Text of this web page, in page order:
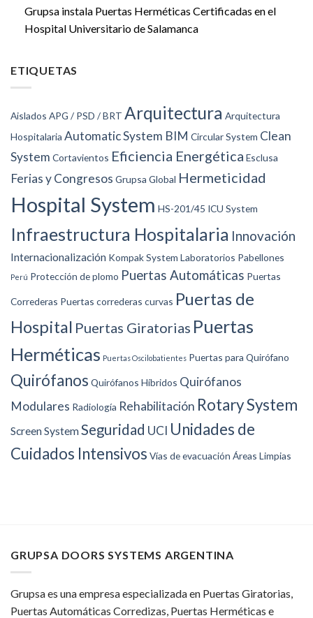
Grupsa instala Puertas Herméticas Certificadas en el
Hospital Universitario de Salamanca
ETIQUETAS
Aislados APG / PSD / BRT Arquitectura Arquitectura
Hospitalaria Automatic System BIM Circular System Clean
System Cortavientos Eficiencia Energética Esclusa
Ferias y Congresos Grupsa Global Hermeticidad
Hospital System HS-201/45 ICU System
Infraestructura Hospitalaria Innovación
Internacionalización Kompak System Laboratorios Pabellones
Perú Protección de plomo Puertas Automáticas Puertas
Correderas Puertas correderas curvas Puertas de
Hospital Puertas Giratorias Puertas
Herméticas Puertas Oscilobatientes Puertas para Quirófano
Quirófanos Quirófanos Híbridos Quirófanos
Modulares Radiología Rehabilitación Rotary System
Screen SystemSeguridad UCI Unidades de
Cuidados Intensivos Vías de evacuación Áreas Limpias
GRUPSA DOORS SYSTEMS ARGENTINA
Grupsa es una empresa especializada en Puertas Giratorias,
Puertas Automáticas Corredizas, Puertas Herméticas e